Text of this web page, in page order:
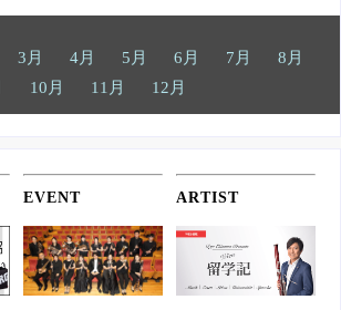
3月 4月 5月 6月 7月
8月
10月 11月 12月
EVENT ARTIST